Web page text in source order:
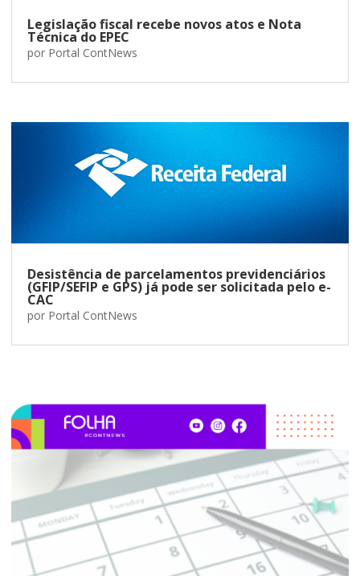
Legislação fiscal recebe novos atos e Nota
Técnica do EPEC
por Portal ContNews
Desistência de parcelamentos previdenciários
(GFIP/SEFIP e GPS) já pode ser solicitada pelo e-
CAC
por Portal ContNews